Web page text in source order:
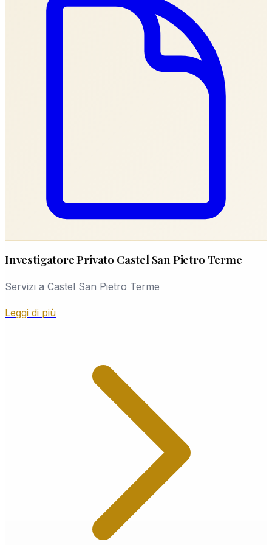
Investigatore Privato Castel San Pietro Terme
Servizi a Castel San Pietro Terme
Leggi di più